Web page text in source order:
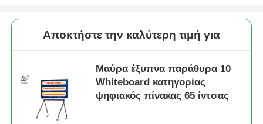
Αποκτήστε την καλύτερη τιμή για
Μαύρα έξυπνα παράθυρα 10
Whiteboard κατηγορίας
ψηφιακός πίνακας 65 ίντσας